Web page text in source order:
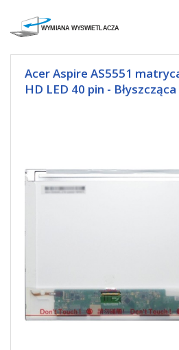
Acer Aspire AS5551
HD LED 40 pin - Błyszcząca